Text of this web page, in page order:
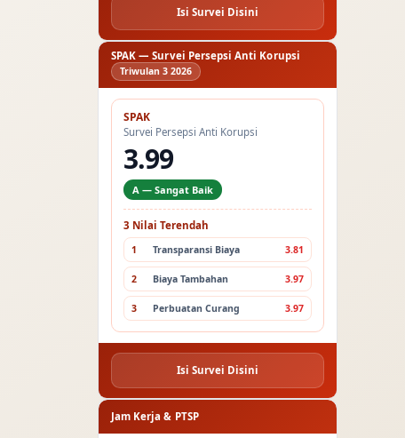
Isi Survei Disini
SPAK — Survei Persepsi Anti Korupsi
Triwulan 3 2026
SPAK
Survei Persepsi Anti Korupsi
3.99
A — Sangat Baik
3 Nilai Terendah
1 Transparansi Biaya 3.81
2 Biaya Tambahan 3.97
3 Perbuatan Curang 3.97
Isi Survei Disini
Jam Kerja & PTSP